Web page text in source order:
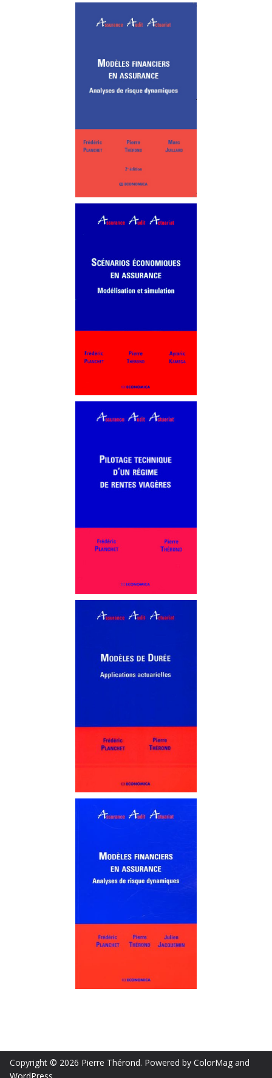
Copyright © 2026 Pierre Thérond. Powered by ColorMag and